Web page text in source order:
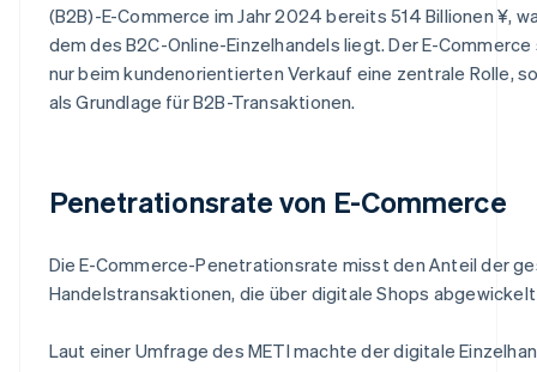
(B2B)-E-Commerce im Jahr 2024 bereits 514 Billionen ¥,
dem des B2C-Online-Einzelhandels liegt. Der E-
nur beim kundenorientierten Verkauf eine zentrale Rolle,
als Grundlage für B2B-Transaktionen.
Penetrationsrate von E-Commerce
Die E-Commerce-Penetrationsrate misst den Anteil der
Handelstransaktionen, die über digitale Shops
Laut einer Umfrage des METI machte der digitale